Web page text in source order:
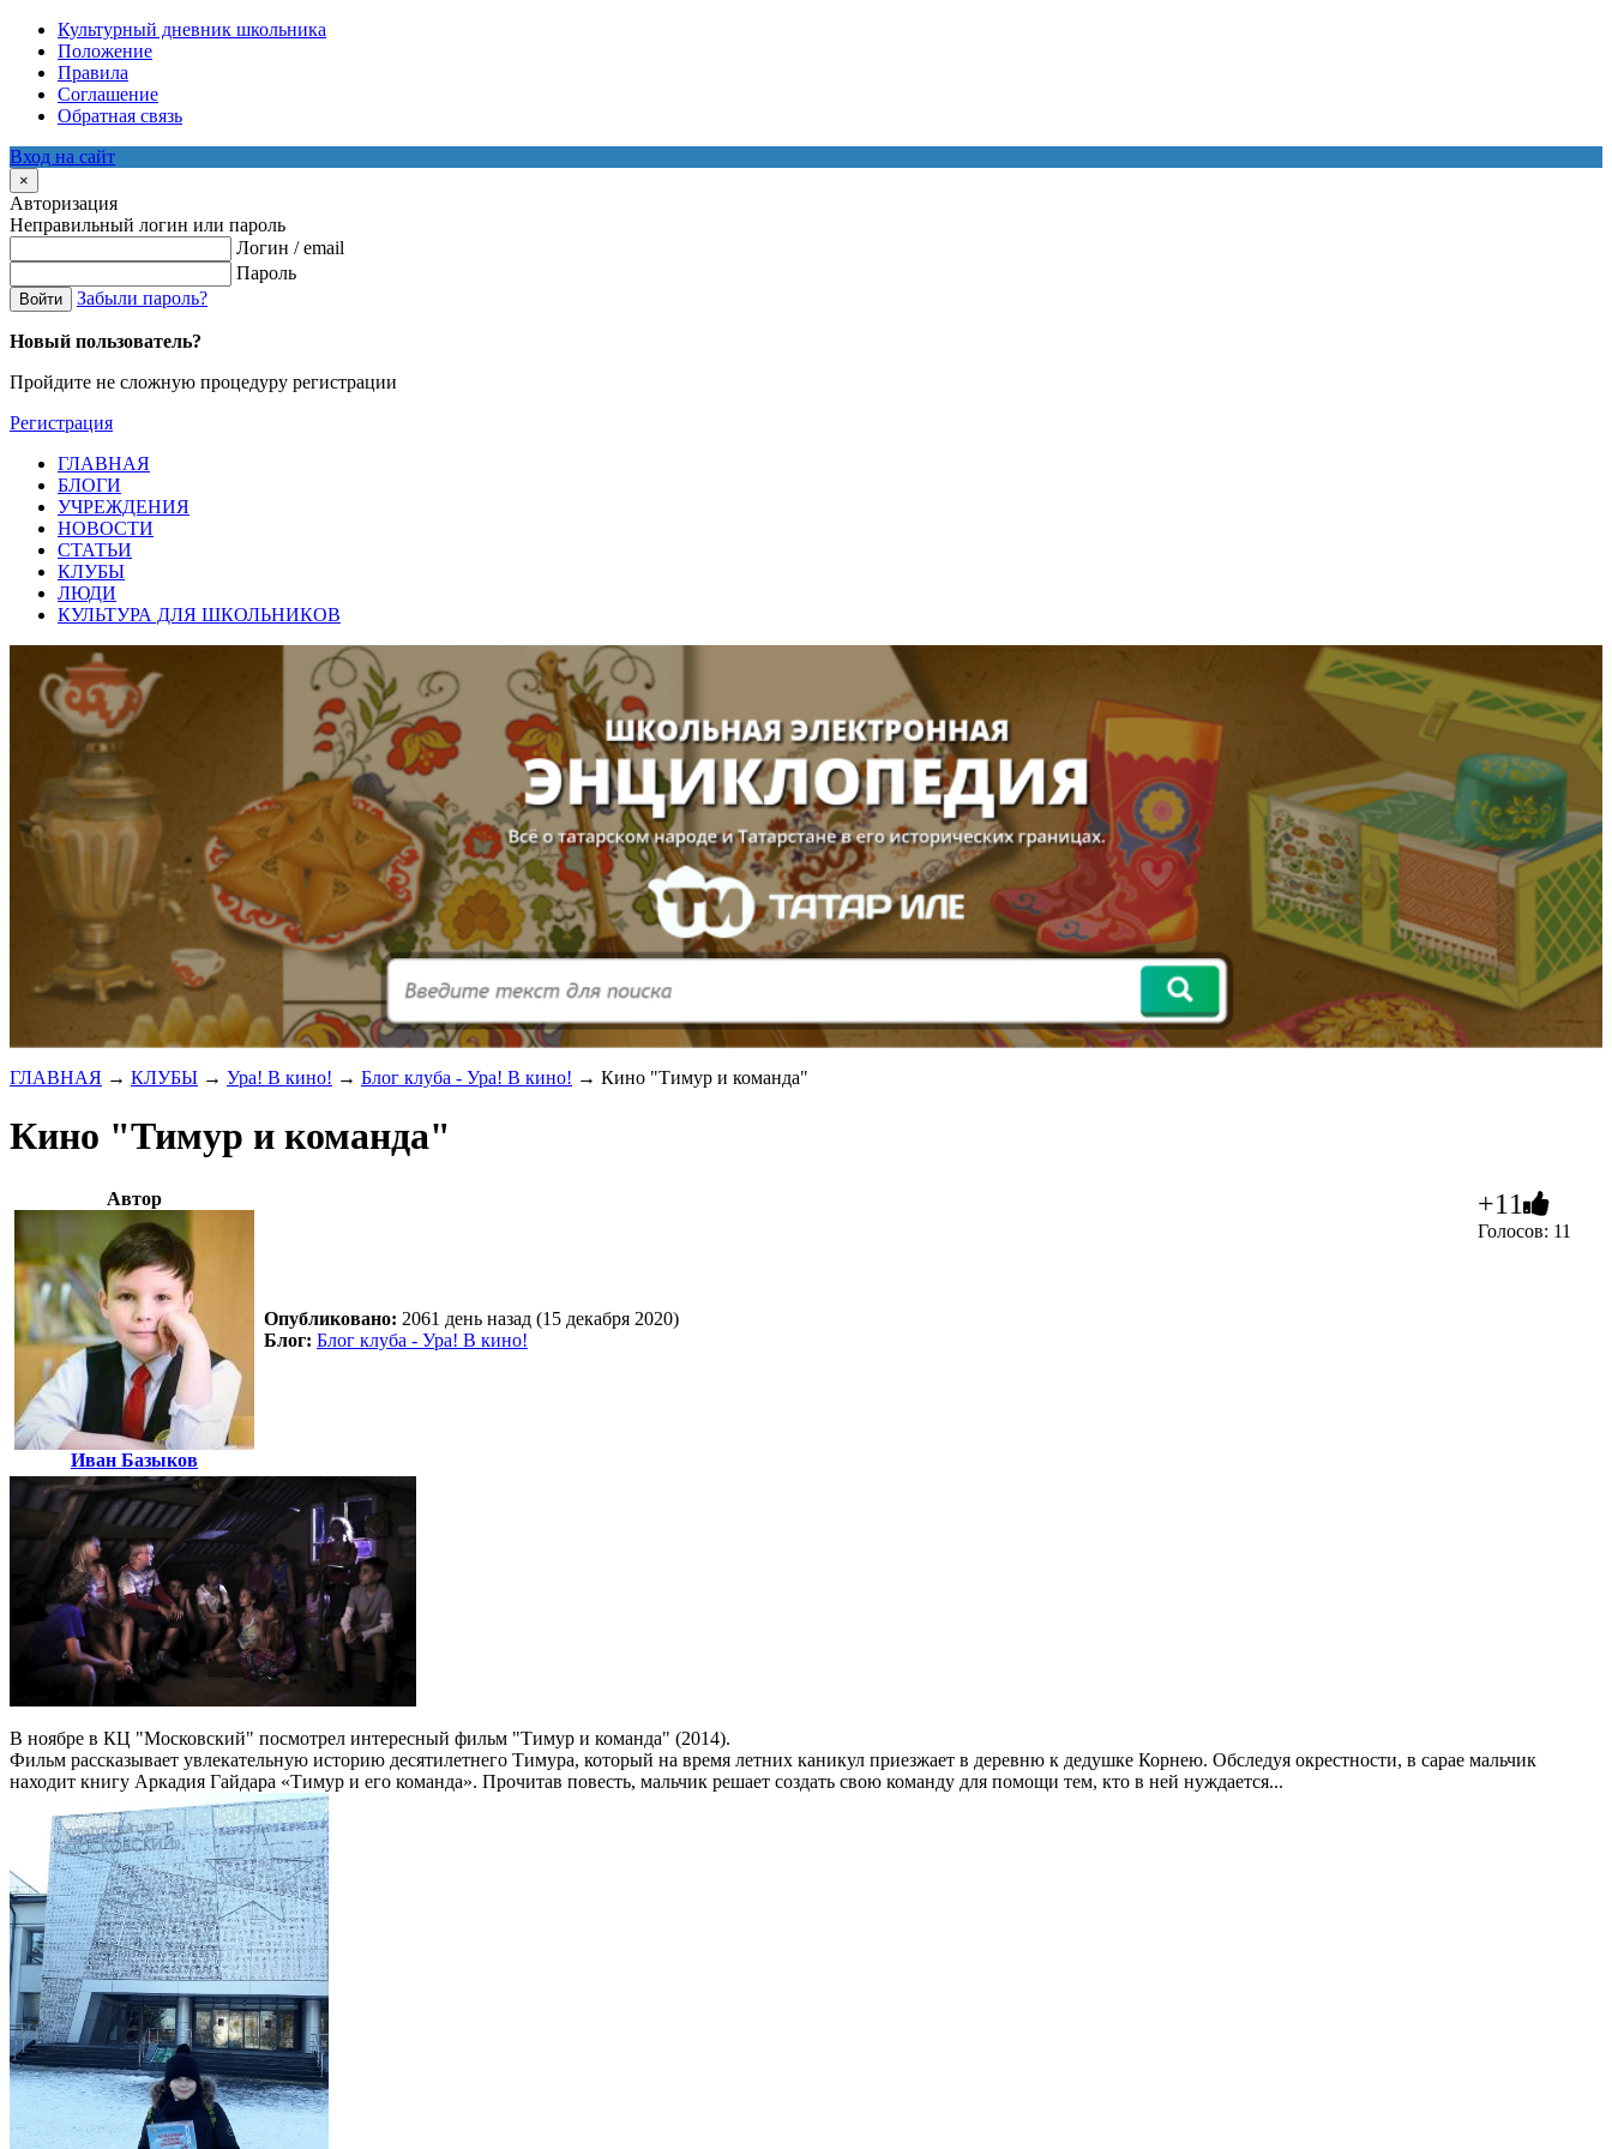
Культурный дневник школьника
Положение
Правила
Соглашение
Обратная связь
Вход на сайт
×
Авторизация
Неправильный логин или пароль
Логин / email
Пароль
Войти Забыли пароль?
Новый пользователь?
Пройдите не сложную процедуру регистрации
Регистрация
ГЛАВНАЯ
БЛОГИ
УЧРЕЖДЕНИЯ
НОВОСТИ
СТАТЬИ
КЛУБЫ
ЛЮДИ
КУЛЬТУРА ДЛЯ ШКОЛЬНИКОВ
ГЛАВНАЯ → КЛУБЫ → Ура! В кино! → Блог клуба - Ура! В кино! → Кино "Тимур и команда"
Кино "Тимур и команда"
Автор
Иван Базыков
Опубликовано: 2061 день назад (15 декабря 2020)
Блог: Блог клуба - Ура! В кино!
+11
Голосов: 11
В ноябре в КЦ "Московский" посмотрел интересный фильм "Тимур и команда" (2014).
Фильм рассказывает увлекательную историю десятилетнего Тимура, который на время летних каникул приезжает в деревню к дедушке Корнею. Обследуя окрестности, в сарае мальчик
находит книгу Аркадия Гайдара «Тимур и его команда». Прочитав повесть, мальчик решает создать свою команду для помощи тем, кто в ней нуждается...